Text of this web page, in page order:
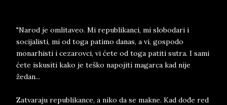
"Narod je omlitaveo. Mi republikanci, mi slobodari i
socijalisti, mi od toga patimo danas, a vi, gospodo
monarhisti i cezarovci, vi ćete od toga patiti sutra. I sami
ćete iskusiti kako je teško napojiti magarca kad nije
žedan...
Zatvaraju republikance, a niko da se makne. Kad dođe red